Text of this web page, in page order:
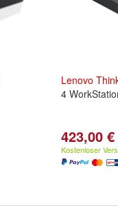
Lenovo
4
423,00 €
Kostenloser